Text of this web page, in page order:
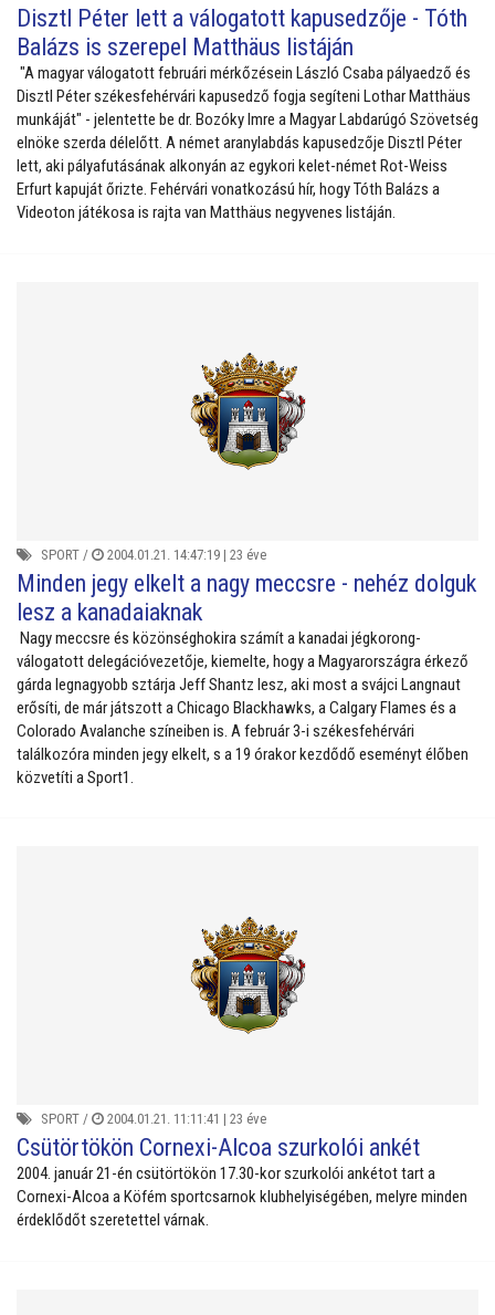
Disztl Péter lett a válogatott kapusedzője - Tóth
Balázs is szerepel Matthäus listáján
"A magyar válogatott februári mérkőzésein László Csaba pályaedző és
Disztl Péter székesfehérvári kapusedző fogja segíteni Lothar Matthäus
munkáját" - jelentette be dr. Bozóky Imre a Magyar Labdarúgó Szövetség
elnöke szerda délelőtt. A német aranylabdás kapusedzője Disztl Péter
lett, aki pályafutásának alkonyán az egykori kelet-német Rot-Weiss
Erfurt kapuját őrizte. Fehérvári vonatkozású hír, hogy Tóth Balázs a
Videoton játékosa is rajta van Matthäus negyvenes listáján.
SPORT / 2004.01.21. 14:47:19 | 23 éve
Minden jegy elkelt a nagy meccsre - nehéz dolguk
lesz a kanadaiaknak
Nagy meccsre és közönséghokira számít a kanadai jégkorong-
válogatott delegációvezetője, kiemelte, hogy a Magyarországra érkező
gárda legnagyobb sztárja Jeff Shantz lesz, aki most a svájci Langnaut
erősíti, de már játszott a Chicago Blackhawks, a Calgary Flames és a
Colorado Avalanche színeiben is. A február 3-i székesfehérvári
találkozóra minden jegy elkelt, s a 19 órakor kezdődő eseményt élőben
közvetíti a Sport1.
SPORT / 2004.01.21. 11:11:41 | 23 éve
Csütörtökön Cornexi-Alcoa szurkolói ankét
2004. január 21-én csütörtökön 17.30-kor szurkolói ankétot tart a
Cornexi-Alcoa a Köfém sportcsarnok klubhelyiségében, melyre minden
érdeklődőt szeretettel várnak.